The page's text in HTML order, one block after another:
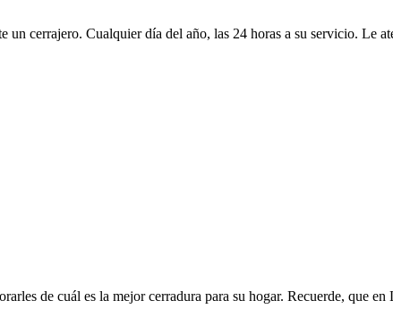
un cerrajero. Cualquier día del año, las 24 horas a su servicio. Le
de cuál es la mejor cerradura para su hogar. Recuerde, que